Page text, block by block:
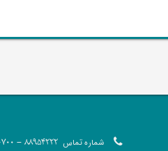
شماره تماس 88954222 - 88970700 (21 98+)